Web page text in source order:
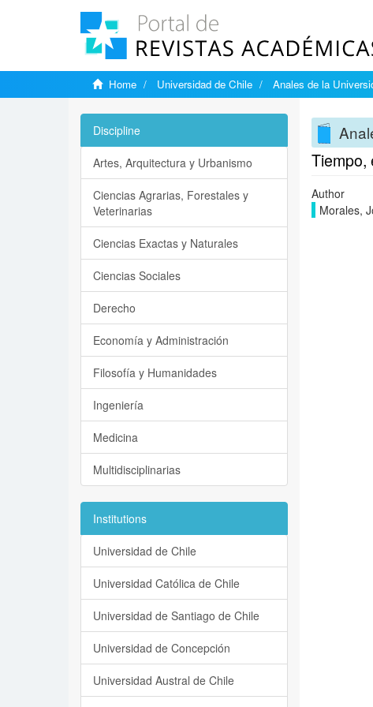
Home Universidad de Chile Anales de la
Tiempo,
Author
Morales,
Discipline
Artes, Arquitectura y Urbanismo
Ciencias Agrarias, Forestales y
Veterinarias
Ciencias Exactas y Naturales
Ciencias Sociales
Derecho
Economía y Administración
Filosofía y Humanidades
Ingeniería
Medicina
Multidisciplinarias
Institutions
Universidad de Chile
Universidad Católica de Chile
Universidad de Santiago de Chile
Universidad de Concepción
Universidad Austral de Chile